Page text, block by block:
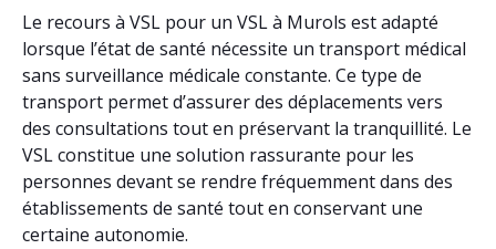
Le recours à VSL pour un VSL à Murols est adapté
lorsque l’état de santé nécessite un transport médical
sans surveillance médicale constante. Ce type de
transport permet d’assurer des déplacements vers
des consultations tout en préservant la tranquillité. Le
VSL constitue une solution rassurante pour les
personnes devant se rendre fréquemment dans des
établissements de santé tout en conservant une
certaine autonomie.